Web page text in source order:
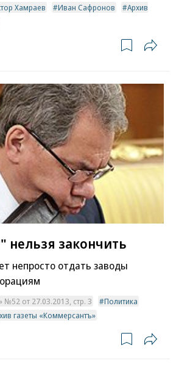
Хамраев Иван Сафронов
Архив
нельзя закончить
непросто отдать заводы
№52 от 27.03.2013, стр. 3
Политика
газеты «Коммерсантъ»